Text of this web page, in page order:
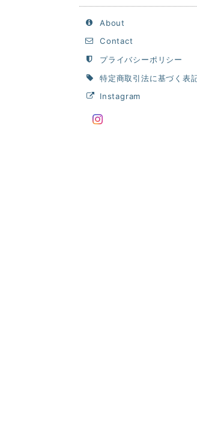
About
Contact
プライバシーポリシー
特定商取引法に基づく表
Instagram